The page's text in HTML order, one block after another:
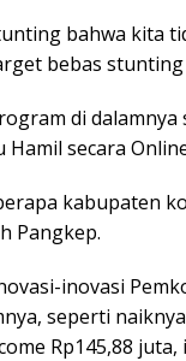
bahwa kita
bebas
di dalamnya
secara
kabupaten
Pangkep.
inovasi
seperti
Rp145,88